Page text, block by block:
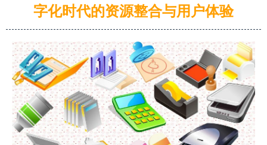
字化时代的资源整合与用户体验